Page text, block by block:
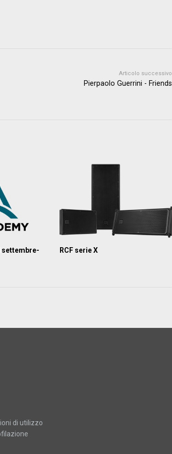
Articolo successivo
Pierpaolo Guerrini - Friends
settembre-
RCF serie X
di utilizzo